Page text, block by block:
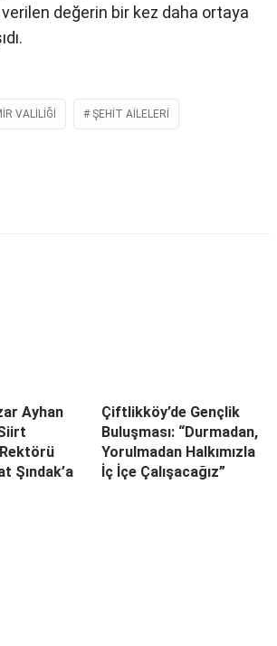
değerin bir kez daha ortaya
VALILIĞI ŞEHIT AILELERI
Ayhan
Şındak’a
Çiftlikköy’de Gençlik
Buluşması: “Durmadan,
Yorulmadan Halkımızla
İç İçe Çalışacağız”